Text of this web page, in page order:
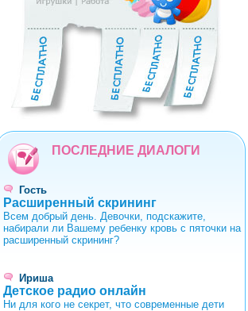
0123456789
ПОСЛЕДНИЕ ДИАЛОГИ
Гость
Расширенный скрининг
Всем добрый день. Девочки, подскажите,
набирали ли Вашему ребенку кровь с пяточки на
расширенный скрининг?
Ириша
Детское радио онлайн
Ни для кого не секрет, что современные дети